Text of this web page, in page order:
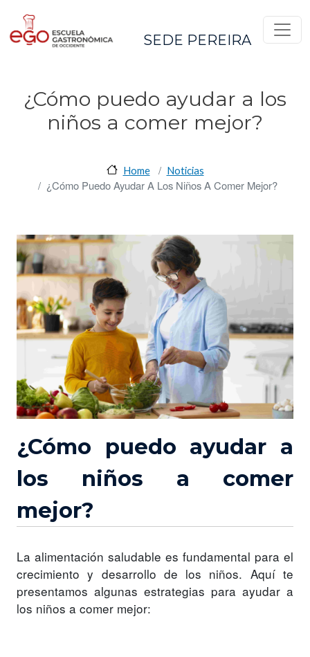
SEDE PEREIRA
¿Cómo puedo ayudar a los
niños a comer mejor?
Home Noticias
¿Cómo Puedo Ayudar A Los Niños A Comer Mejor?
¿Cómo puedo ayudar a
los niños a comer
mejor?
La alimentación saludable es fundamental para el
crecimiento y desarrollo de los niños. Aquí te
presentamos algunas estrategias para ayudar a
los niños a comer mejor: